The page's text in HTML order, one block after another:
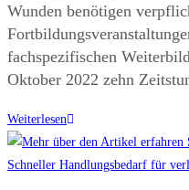
Wunden benötigen
fachspezifischen
Oktober 2022 zehn
Weiterlesen